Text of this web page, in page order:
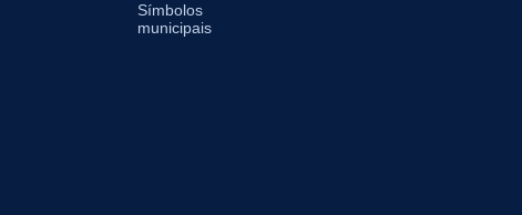
Símbolos
municipais